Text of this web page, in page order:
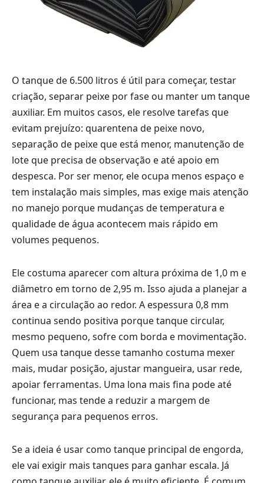
O tanque de 6.500 litros é útil para começar, testar
criação, separar peixe por fase ou manter um tanque
auxiliar. Em muitos casos, ele resolve tarefas que
evitam prejuízo: quarentena de peixe novo,
separação de peixe que está menor, manutenção de
lote que precisa de observação e até apoio em
despesca. Por ser menor, ele ocupa menos espaço e
tem instalação mais simples, mas exige mais atenção
no manejo porque mudanças de temperatura e
qualidade de água acontecem mais rápido em
volumes pequenos.
Ele costuma aparecer com altura próxima de 1,0 m e
diâmetro em torno de 2,95 m. Isso ajuda a planejar a
área e a circulação ao redor. A espessura 0,8 mm
continua sendo positiva porque tanque circular,
mesmo pequeno, sofre com borda e movimentação.
Quem usa tanque desse tamanho costuma mexer
mais, mudar posição, ajustar mangueira, usar rede,
apoiar ferramentas. Uma lona mais fina pode até
funcionar, mas tende a reduzir a margem de
segurança para pequenos erros.
Se a ideia é usar como tanque principal de engorda,
ele vai exigir mais tanques para ganhar escala. Já